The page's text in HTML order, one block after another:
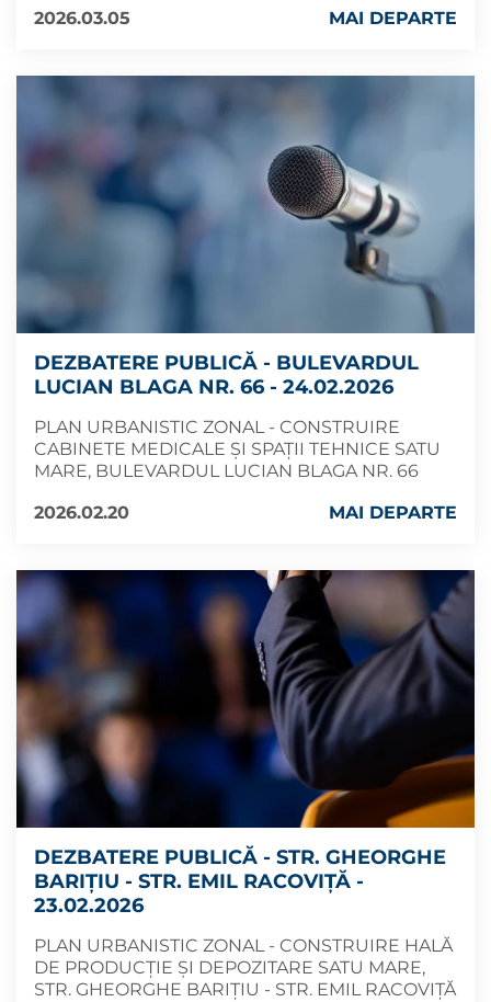
2026.03.05 MAI DEPARTE
DEZBATERE PUBLICĂ - BULEVARDUL
LUCIAN BLAGA NR. 66 - 24.02.2026
PLAN URBANISTIC ZONAL - CONSTRUIRE
CABINETE MEDICALE ȘI SPAȚII TEHNICE SATU
MARE, BULEVARDUL LUCIAN BLAGA NR. 66
2026.02.20
MAI DEPARTE
DEZBATERE PUBLICĂ - STR. GHEORGHE
BARIȚIU - STR. EMIL RACOVIȚĂ -
23.02.2026
PLAN URBANISTIC ZONAL - CONSTRUIRE HALĂ
DE PRODUCȚIE ȘI DEPOZITARE SATU MARE,
STR. GHEORGHE BARIȚIU - STR. EMIL RACOVIȚĂ